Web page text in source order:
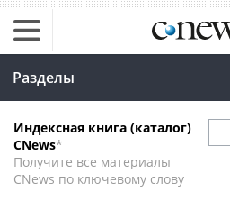
Разделы
Индексная книга (каталог)
CNews*
Получите все материалы
CNews по ключевому слову